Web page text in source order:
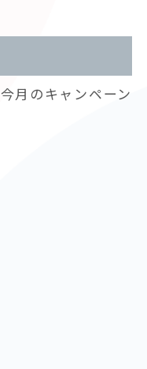
今月のキャンペーン